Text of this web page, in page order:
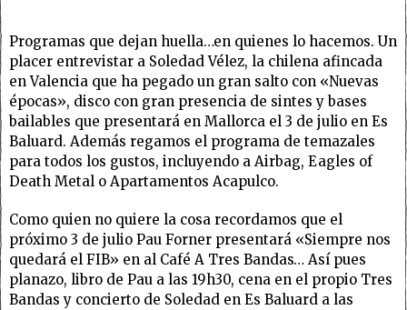
Programas que dejan huella…en quienes lo hacemos. Un
placer entrevistar a Soledad Vélez, la chilena afincada
en Valencia que ha pegado un gran salto con «Nuevas
épocas», disco con gran presencia de sintes y bases
bailables que presentará en Mallorca el 3 de julio en Es
Baluard. Además regamos el programa de temazales
para todos los gustos, incluyendo a Airbag, Eagles of
Death Metal o Apartamentos Acapulco.
Como quien no quiere la cosa recordamos que el
próximo 3 de julio Pau Forner presentará «Siempre nos
quedará el FIB» en al Café A Tres Bandas… Así pues
planazo, libro de Pau a las 19h30, cena en el propio Tres
Bandas y concierto de Soledad en Es Baluard a las